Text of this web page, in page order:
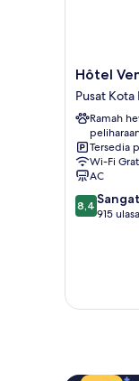
Hôtel
Vendôme
Pusat
Kota
Nice
Hôtel
Pusat Kota
Ramah
Tersedia
Wi-Fi
AC
8.4
dari
8,4
915